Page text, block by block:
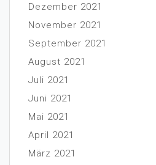
Dezember 2021
November 2021
September 2021
August 2021
Juli 2021
Juni 2021
Mai 2021
April 2021
März 2021